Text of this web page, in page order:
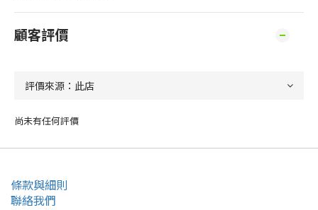
顧客評價
尚未有任何評價
條款與細則
聯絡我們